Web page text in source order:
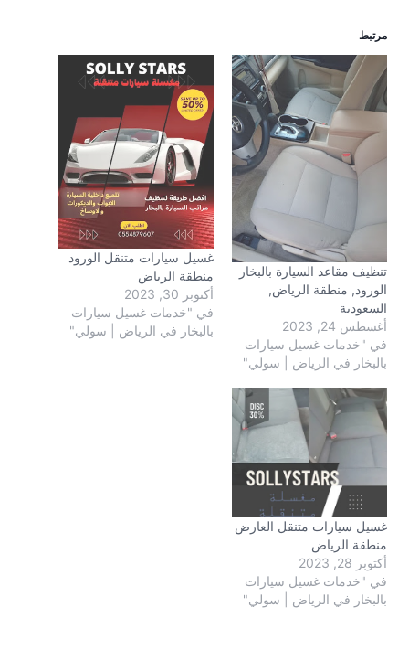
مرتبط
تنظيف مقاعد السيارة بالبخار
الورود, منطقة الرياض,
السعودية
أغسطس 24, 2023
في "خدمات غسيل سيارات
بالبخار في الرياض | سولي"
غسيل سيارات متنقل الورود
منطقة الرياض
أكتوبر 30, 2023
في "خدمات غسيل سيارات
بالبخار في الرياض | سولي"
غسيل سيارات متنقل العارض
منطقة الرياض
أكتوبر 28, 2023
في "خدمات غسيل سيارات
بالبخار في الرياض | سولي"